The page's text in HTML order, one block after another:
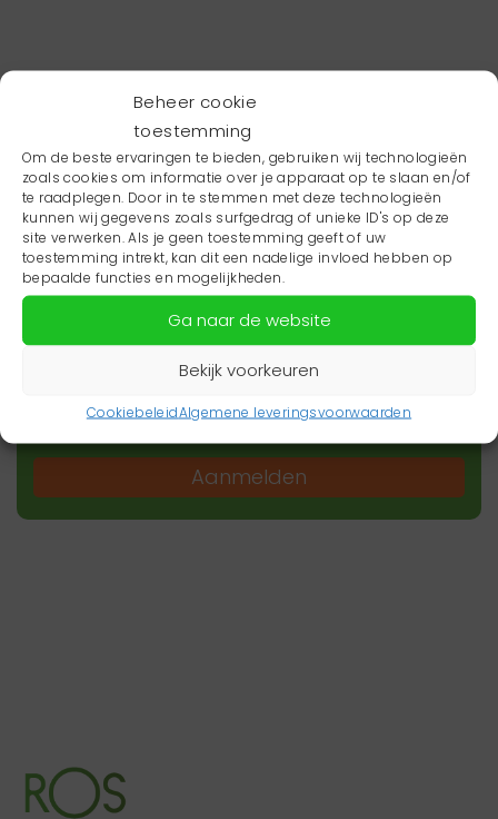
Beheer cookie
toestemming
Om de beste ervaringen te bieden, gebruiken wij technologieën
zoals cookies om informatie over je apparaat op te slaan en/of
te raadplegen. Door in te stemmen met deze technologieën
kunnen wij gegevens zoals surfgedrag of unieke ID's op deze
site verwerken. Als je geen toestemming geeft of uw
toestemming intrekt, kan dit een nadelige invloed hebben op
bepaalde functies en mogelijkheden.
Ga naar de website
Bekijk voorkeuren
CookiebeleidAlgemene leveringsvoorwaarden
Wil je niets missen?
Wil je op de hoogte blijven van het laatste
zorgnieuws in jouw regio? Schrijf je dan in voor
onze nieuwsbrief.
Aanmelden